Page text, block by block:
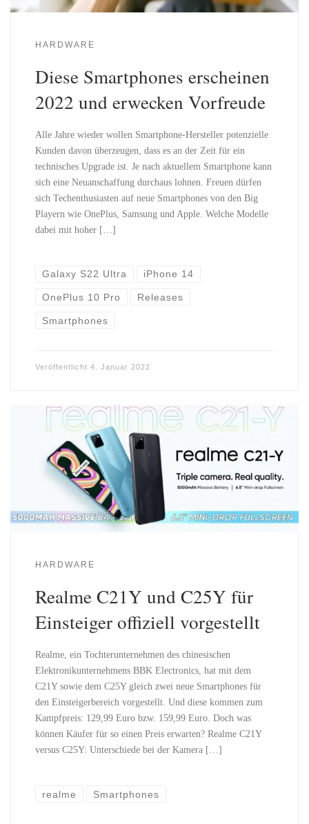
HARDWARE
Diese Smartphones erscheinen
2022 und erwecken Vorfreude
Alle Jahre wieder wollen Smartphone-Hersteller potenzielle
Kunden davon überzeugen, dass es an der Zeit für ein
technisches Upgrade ist. Je nach aktuellem Smartphone kann
sich eine Neuanschaffung durchaus lohnen. Freuen dürfen
sich Techenthusiasten auf neue Smartphones von den Big
Playern wie OnePlus, Samsung und Apple. Welche Modelle
dabei mit hoher […]
Galaxy S22 Ultra iPhone 14
OnePlus 10 Pro Releases
Smartphones
Veröffentlicht 4. Januar 2022
HARDWARE
Realme C21Y und C25Y für
Einsteiger offiziell vorgestellt
Realme, ein Tochterunternehmen des chinesischen
Elektronikunternehmens BBK Electronics, hat mit dem
C21Y sowie dem C25Y gleich zwei neue Smartphones für
den Einsteigerbereich vorgestellt. Und diese kommen zum
Kampfpreis: 129,99 Euro bzw. 159,99 Euro. Doch was
können Käufer für so einen Preis erwarten? Realme C21Y
versus C25Y: Unterschiede bei der Kamera […]
realme Smartphones